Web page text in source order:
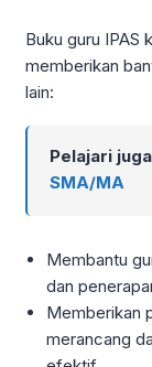
Buku guru IPAS
memberikan
lain:
Pelajari
SMA/MA
Membantu
dan
Memberikan
merancang